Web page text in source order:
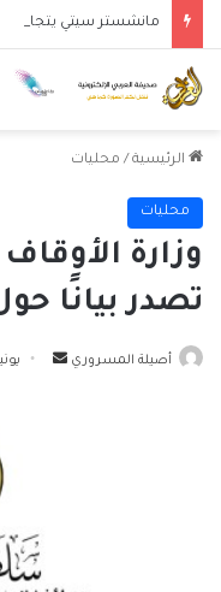
الرئيسية / محليات
محليات
وزارة
تصدر بيانًا حول
أصيلة المسروري
أرسل يونيو 23,